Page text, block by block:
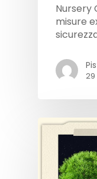
Nursery
misure